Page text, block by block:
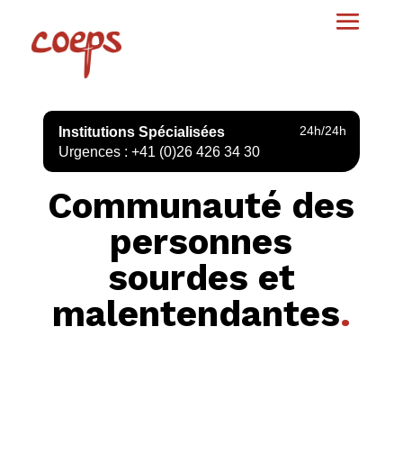
Communauté des
personnes
sourdes et
malentendantes.
Institutions Spécialisées
Urgences : +41 (0)26 426 34 30
24h/24h